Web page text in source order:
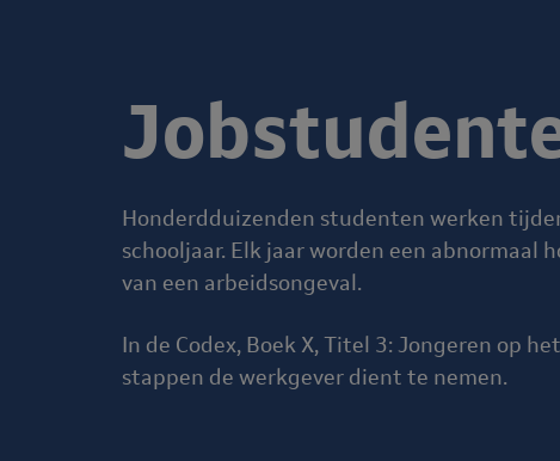
Honderdduizenden studenten werken
schooljaar. Elk jaar worden een
van een arbeidsongeval.
In de Codex, Boek X, Titel 3: Jongeren op
stappen de werkgever dient te nemen.